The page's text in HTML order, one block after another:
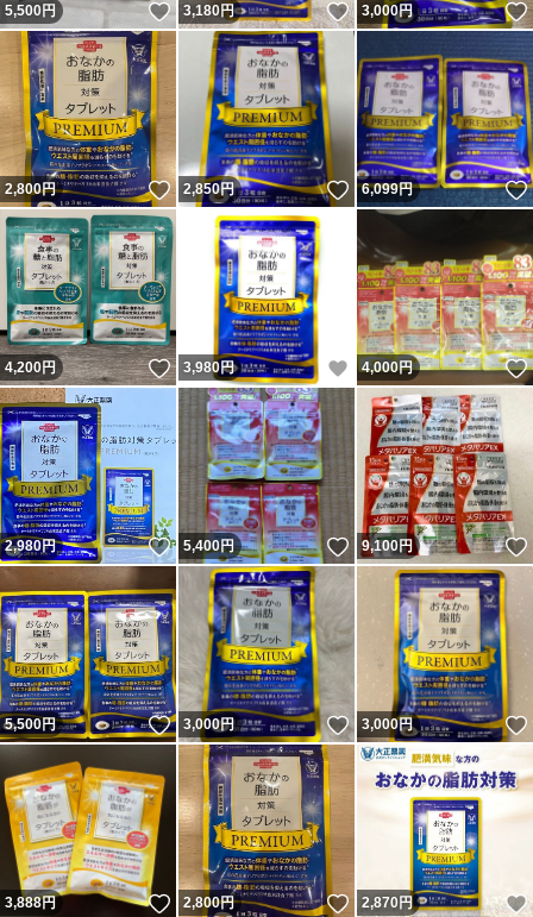
5,500円 いいね！
3,180円 いいね！
3,000円
2,800円 いいね！
2,850円 いいね！
6,099円
4,200円 いいね！
3,980円 いいね！
4,000円
2,980円 いいね！
5,400円 いいね！
9,100円
5,500円 いいね！
3,000円 いいね！
3,000円
3,888円 いいね！
2,800円 いいね！
2,870円